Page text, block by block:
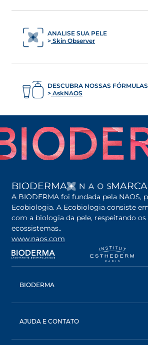
ANALISE SUA PELE
Skin Observer
DESCUBRA NOSSAS FÓRMULAS
AskNAOS
BIODERMA ABRE
MARCA
A BIODERMA foi fundada pela NAOS,
Ecobiologia. A Ecobiologia consiste
com a biologia da pele, respeitando os
ecossistemas..
www.naos.com
abre em uma nova guia
BIODERMA
Águas Micelares
AJUDA E CONTATO